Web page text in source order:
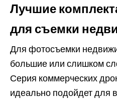
Лучшие
для съемки
Для фотосъемки
большие или слишком
Серия коммерческих
идеально подойдет для